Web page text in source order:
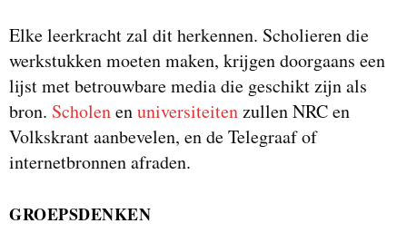
Elke leerkracht zal dit herkennen. Scholieren die
werkstukken moeten maken, krijgen doorgaans een
lijst met betrouwbare media die geschikt zijn als
bron. Scholenenuniversiteitenzullen NRC en
Volkskrant aanbevelen, en de Telegraaf of
internetbronnen afraden.
GROEPSDENKEN